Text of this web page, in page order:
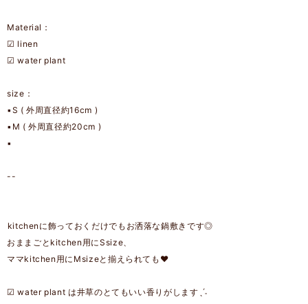
Material：
☑︎ linen
☑︎ water plant
size：
▪︎S ( 外周直径約16cm )
▪︎M ( 外周直径約20cm )
▪︎
--
͏͏kitchenに飾っておくだけでもお洒落な鍋敷きです◎
おままごとkitchen用にSsize、
ママkitchen用にMsizeと揃えられても❤︎
☑︎ water plant は井草のとてもいい香りがしますˎˊ˗